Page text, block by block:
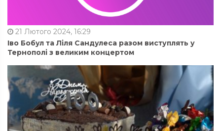
21 Лютого 2024, 16:29
Іво Бобул та Ліля Сандулеса разом виступлять у
Тернополі з великим концертом